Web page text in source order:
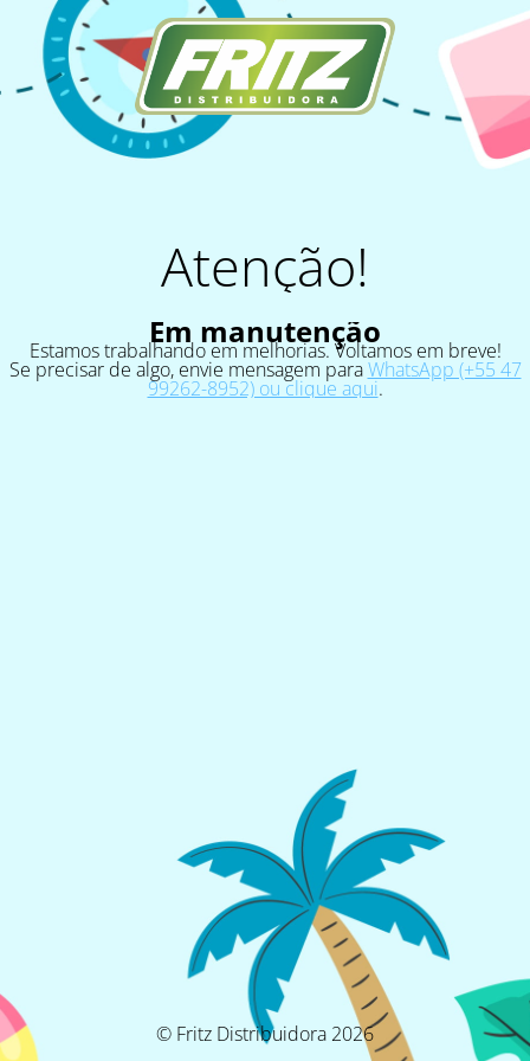
Atenção!
Em manutenção
Estamos trabalhando em melhorias. Voltamos em breve!
Se precisar de algo, envie mensagem paraWhatsApp (+55 47
99262-8952) ou clique aqui.
© Fritz Distribuidora 2026